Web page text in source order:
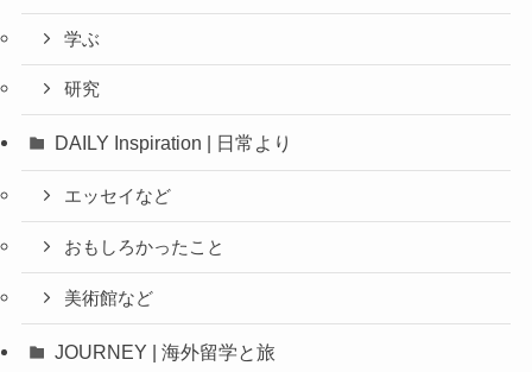
学ぶ
研究
DAILY Inspiration | 日常より
エッセイなど
おもしろかったこと
美術館など
JOURNEY | 海外留学と旅